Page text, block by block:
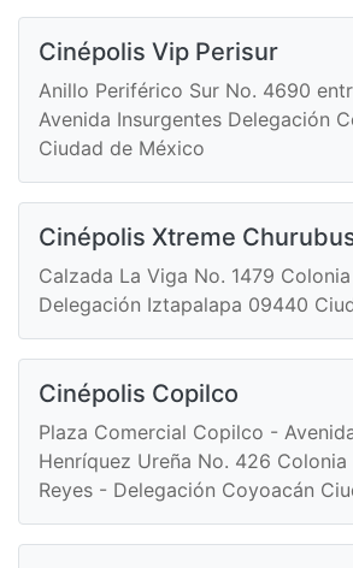
Cinépolis Vip Perisur
Anillo Periférico Sur No. 4690
Avenida Insurgentes Delegación
Ciudad de México
Cinépolis Xtreme
Calzada La Viga No. 1479
Delegación Iztapalapa 09440
Cinépolis Copilco
Plaza Comercial Copilco -
Henríquez Ureña No. 426
Reyes - Delegación Coyoacán